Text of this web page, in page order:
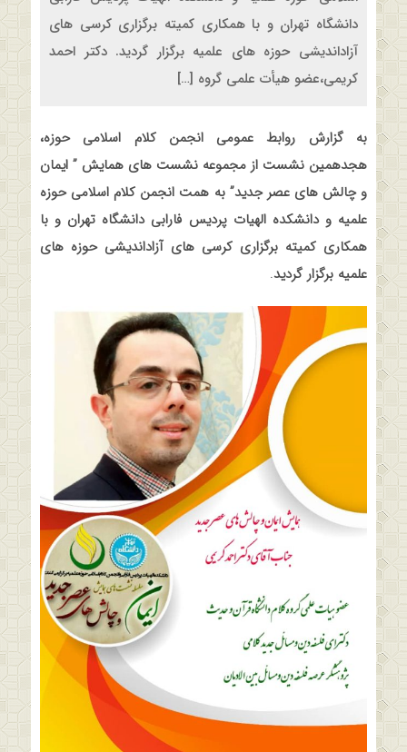
دانشگاه تهران و با همکاری کمیته برگزاری کرسی های
آزاداندیشی حوزه های علمیه برگزار گردید. دکتر احمد
کریمی،عضو هیأت علمی گروه […]
به گزارش روابط عمومی انجمن کلام اسلامی حوزه،
هجدهمین نشست از مجموعه نشست های همایش ” ایمان
و چالش های عصر جدید” به همت انجمن کلام اسلامی حوزه
علمیه و دانشکده الهیات پردیس فارابی دانشگاه تهران و با
همکاری کمیته برگزاری کرسی های آزاداندیشی حوزه های
علمیه برگزار گردید.